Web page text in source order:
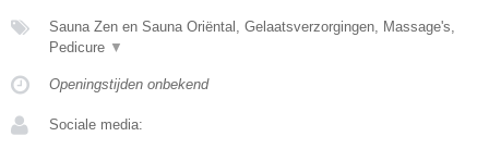
Sauna Zen en Sauna Oriëntal, Gelaatsverzorgingen, Massage's,
Pedicure ▼
Openingstijden onbekend
Sociale media: